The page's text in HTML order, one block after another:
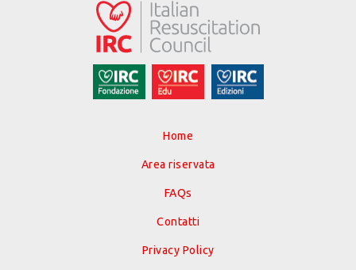
Home
Area riservata
FAQs
Contatti
Privacy Policy